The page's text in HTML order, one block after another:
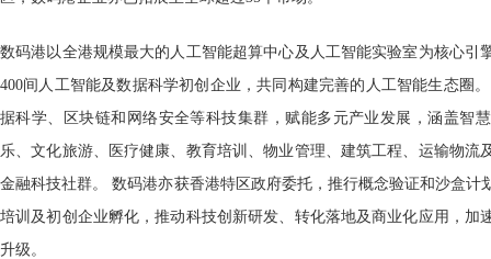
数码港以全港规模最大的人工智能超算中心及人工智能实验室为核心引
400间人工智能及数据科学初创企业，共同构建完善的人工智能生态圈
据科学、区块链和网络安全等科技集群，赋能多元产业发展，涵盖智
乐、文化旅游、医疗健康、教育培训、物业管理、建筑工程、运输物流
金融科技社群。 数码港亦获香港特区政府委托，推行概念验证和沙盒计
培训及初创企业孵化，推动科技创新研发、转化落地及商业化应用，加
升级。